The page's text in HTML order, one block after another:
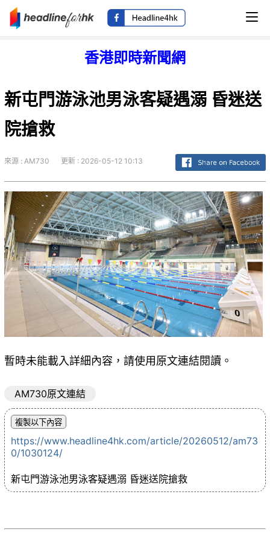
香港即時新聞網
新屯門游泳池男泳客疑遇溺 昏迷送
院搶救
來源 : AM730 更新 : 2026-05-12 10:13
暫時未能載入詳細內容，請使用原文連結閱讀。
AM730原文連結
https://www.headline4hk.com/article/20260512/am73
0/1030124/
新屯門游泳池男泳客疑遇溺 昏迷送院搶救